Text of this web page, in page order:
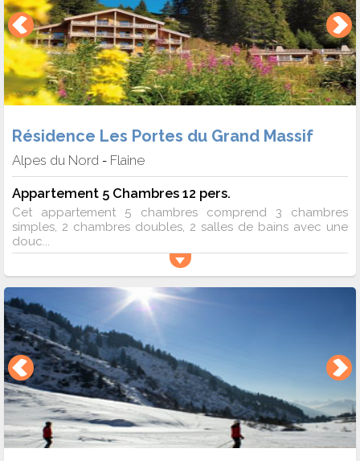
Résidence Les Portes du Grand Massif
Alpes du Nord - Flaine
Appartement 5 Chambres 12 pers.
Cet appartement 5 chambres comprend 3 chambres
simples, 2 chambres doubles, 2 salles de bains avec une
douc...